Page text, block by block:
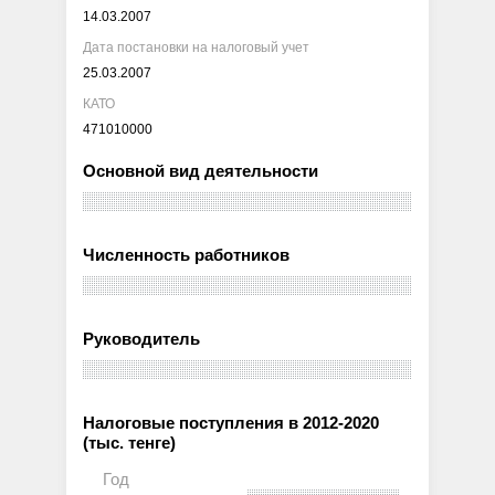
14.03.2007
Дата постановки на налоговый учет
25.03.2007
КАТО
471010000
Основной вид деятельности
Численность работников
Руководитель
Налоговые поступления в 2012-2020
(тыс. тенге)